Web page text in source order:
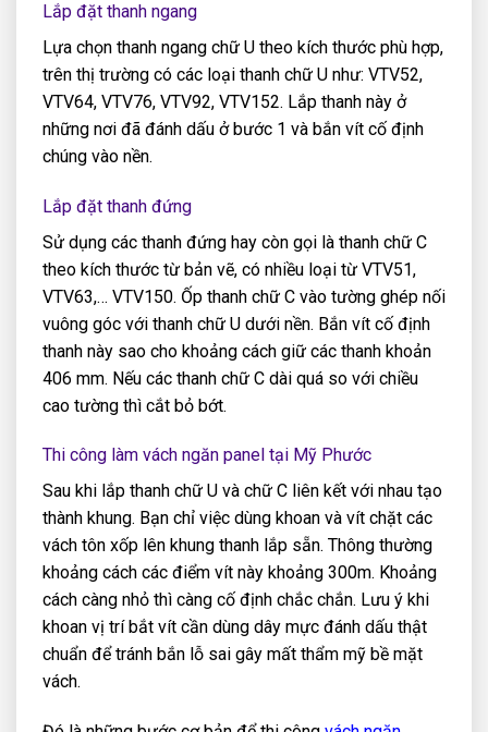
Lắp đặt thanh ngang
Lựa chọn thanh ngang chữ U theo kích thước phù hợp,
trên thị trường có các loại thanh chữ U như: VTV52,
VTV64, VTV76, VTV92, VTV152. Lắp thanh này ở
những nơi đã đánh dấu ở bước 1 và bắn vít cố định
chúng vào nền.
Lắp đặt thanh đứng
Sử dụng các thanh đứng hay còn gọi là thanh chữ C
theo kích thước từ bản vẽ, có nhiều loại từ VTV51,
VTV63,… VTV150. Ốp thanh chữ C vào tường ghép nối
vuông góc với thanh chữ U dưới nền. Bắn vít cố định
thanh này sao cho khoảng cách giữ các thanh khoản
406 mm. Nếu các thanh chữ C dài quá so với chiều
cao tường thì cắt bỏ bớt.
Thi công làm vách ngăn panel tại Mỹ Phước
Sau khi lắp thanh chữ U và chữ C liên kết với nhau tạo
thành khung. Bạn chỉ việc dùng khoan và vít chặt các
vách tôn xốp lên khung thanh lắp sẵn. Thông thường
khoảng cách các điểm vít này khoảng 300m. Khoảng
cách càng nhỏ thì càng cố định chắc chắn. Lưu ý khi
khoan vị trí bắt vít cần dùng dây mực đánh dấu thật
chuẩn để tránh bắn lỗ sai gây mất thẩm mỹ bề mặt
vách.